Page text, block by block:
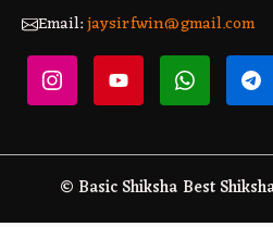
Email:jaysirfwin@gmail.com
© Basic Shiksha Best